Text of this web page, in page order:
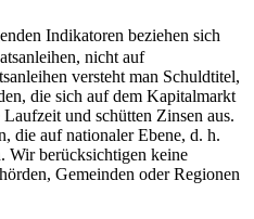
Indikatoren beziehen sich
nicht auf
versteht man Schuldtitel,
die sich auf dem Kapitalmarkt
und schütten Zinsen aus.
die auf nationaler Ebene, d. h.
Wir berücksichtigen keine
Gemeinden oder Regionen